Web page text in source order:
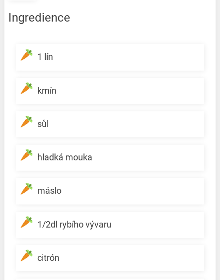
Ingredience
1 lín
kmín
sůl
hladká mouka
máslo
1/2dl rybího vývaru
citrón